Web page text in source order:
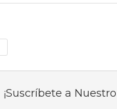
¡Suscríbete a